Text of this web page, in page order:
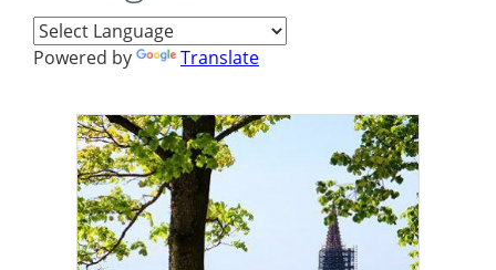
Powered by Translate